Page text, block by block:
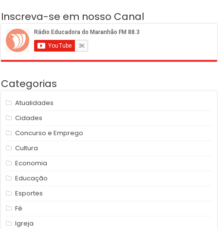
Inscreva-se em nosso Canal
Categorias
Atualidades
Cidades
Concurso e Emprego
Cultura
Economia
Educação
Esportes
Fé
Igreja